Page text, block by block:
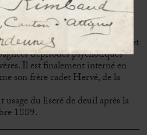
de Maupassant était en
qu’il devait quitter le 23
Les symptômes de la
effets indésirables. Il est sujet
d’épisodes psychotiques
Il est finalement interné en
son frère cadet Hervé, de la
du liseré de deuil après la
1889.